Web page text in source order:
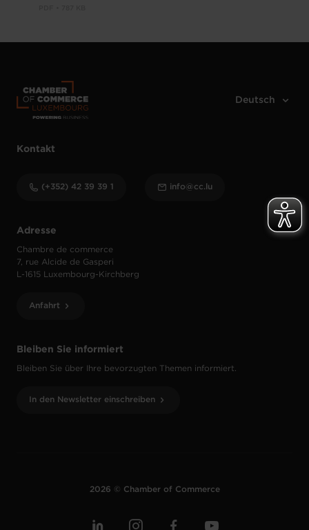
Bleiben Sie informiert
Bleiben Sie über Ihre bevorzugten Themen informiert.
In den Newsletter einschreiben
Adresse
Chambre de commerce
7, rue Alcide de Gasperi
L-1615 Luxembourg-Kirchberg
Anfahrt
Kontakt
(+352) 42 39 39 1 info@cc.lu
2026 © Chamber of Commerce